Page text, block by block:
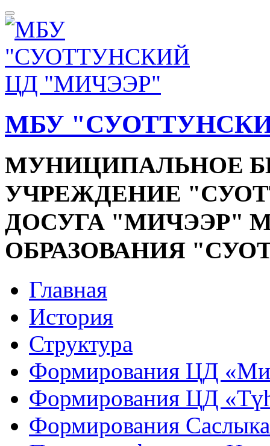
МБУ
МУНИЦИПАЛЬНОЕ
УЧРЕЖДЕНИЕ
ДОСУГА "МИЧЭЭР"
ОБРАЗОВАНИЯ
Главная
История
Структура
Формирования ЦД
Формирования ЦД
Формирования